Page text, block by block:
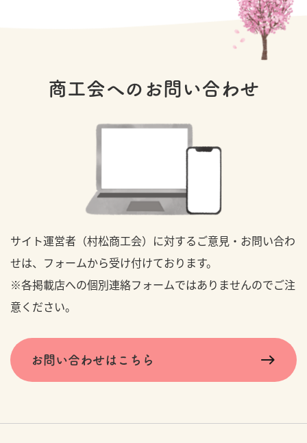
商工会へのお問い合わせ
サイト運営者（村松商工会）に対するご意見・お問い合わ
せは、フォームから受け付けております。
※各掲載店への個別連絡フォームではありませんのでご注
意ください。
お問い合わせはこちら